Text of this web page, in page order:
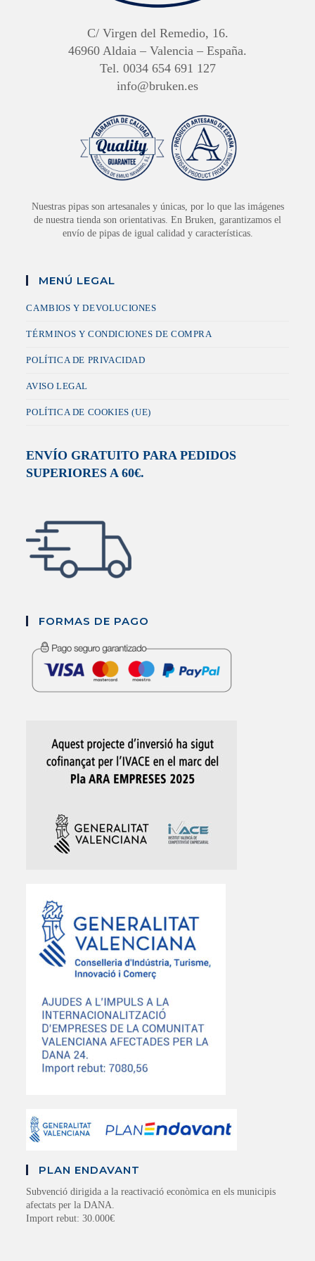
C/ Virgen del Remedio, 16.
46960 Aldaia – Valencia – España.
Tel. 0034 654 691 127
info@bruken.es
Nuestras pipas son artesanales y únicas, por lo que las imágenes
de nuestra tienda son orientativas. En Bruken, garantizamos el
envío de pipas de igual calidad y características.
MENÚ LEGAL
CAMBIOS Y DEVOLUCIONES
TÉRMINOS Y CONDICIONES DE COMPRA
POLÍTICA DE PRIVACIDAD
AVISO LEGAL
POLÍTICA DE COOKIES (UE)
ENVÍO GRATUITO PARA PEDIDOS
SUPERIORES A 60€.
FORMAS DE PAGO
PLAN ENDAVANT
Subvenció dirigida a la reactivació econòmica en els municipis
afectats per la DANA.
Import rebut: 30.000€